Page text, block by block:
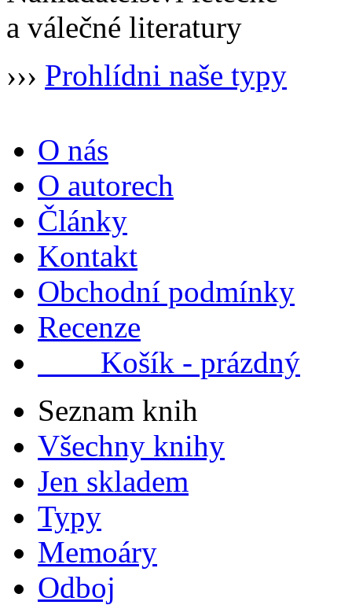
a válečné literatury
››› Prohlídni naše typy
O nás
O autorech
Články
Kontakt
Obchodní podmínky
Recenze
Košík - prázdný
Seznam knih
Všechny knihy
Jen skladem
Typy
Memoáry
Odboj